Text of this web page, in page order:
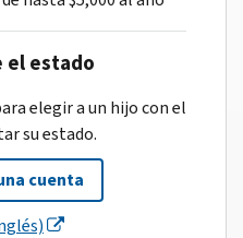
el estado
elegir a un hijo con el
su estado.
cuenta